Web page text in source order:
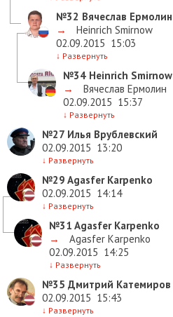
№32 Вячеслав Ермолин
→
Heinrich Smirnow
02.09.2015 15:03
↓ Развернуть
№34 Heinrich Smirnow
→
Вячеслав Ермолин
02.09.2015 15:37
↓ Развернуть
№27 Илья Врублевский
02.09.2015 13:20
↓ Развернуть
№29 Agasfer Karpenko
02.09.2015 14:14
↓ Развернуть
№31 Agasfer Karpenko
→
Agasfer Karpenko
02.09.2015 14:25
↓ Развернуть
№35 Дмитрий Катемиров
02.09.2015 15:43
↓ Развернуть